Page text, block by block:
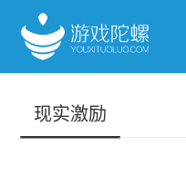
现实激励